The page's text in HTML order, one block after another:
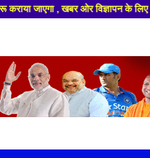
विज्ञापन के लिए संपर्क करे +91